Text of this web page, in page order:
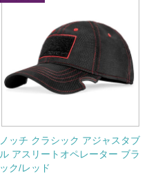
ノッチ クラシック アジャスタブ
ル アスリートオペレーター ブラ
ック/レッド